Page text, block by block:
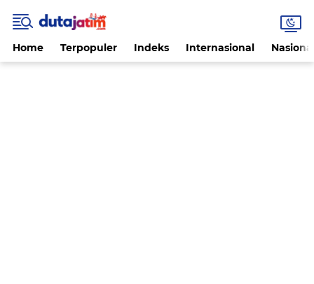
Home Terpopuler Indeks Internasional